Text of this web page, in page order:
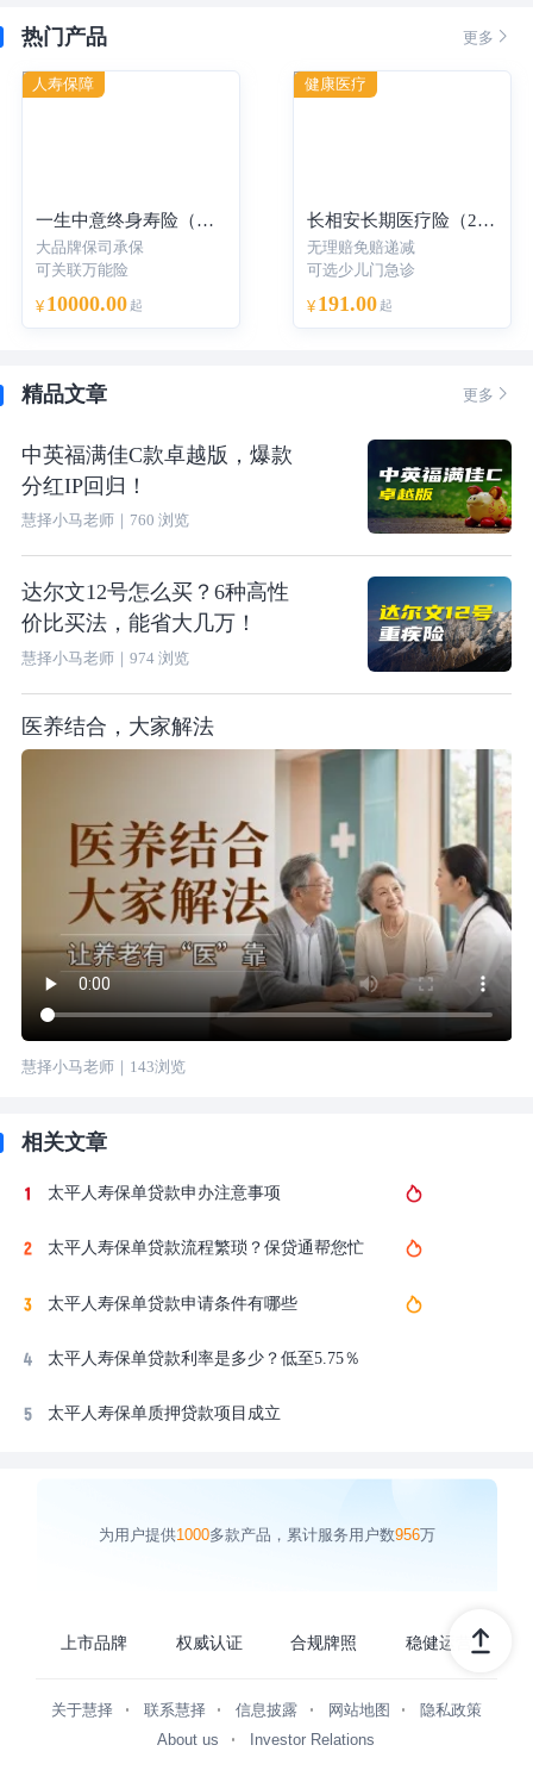
热门产品 更多 
一生中意终身寿险（分红型）-年交
大品牌保司承保
可关联万能险
¥ 10000.00 起
人寿保障
长相安长期医疗险（20年保证续保）—个人版
无理赔免赔递减
可选少儿门急诊
¥ 191.00 起
健康医疗
精品文章 更多 
中英福满佳C款卓越版，爆款
分红IP回归！
慧择小马老师｜ 760 浏览
达尔文12号怎么买？6种高性
价比买法，能省大几万！
慧择小马老师｜ 974浏览
医养结合，大家解法
慧择小马老师｜ 143浏览
相关文章
太平人寿保单贷款申办注意事项
太平人寿保单贷款流程繁琐？保贷通帮您忙
太平人寿保单贷款申请条件有哪些
太平人寿保单贷款利率是多少？低至5.75％
太平人寿保单质押贷款项目成立
为用户提供1000多款产品，累计服务用户数956万
上市品牌 权威认证 合规牌照 稳健运营
关于慧择 联系慧择 信息披露 网站地图
隐私政策
About us
Investor Relations